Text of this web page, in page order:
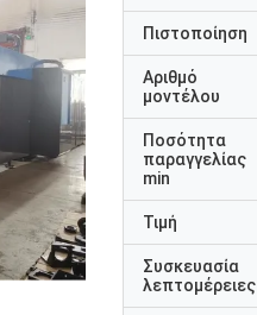
Πιστοποίηση
Αριθμό
μοντέλου
Ποσότητα
παραγγελίας
min
Τιμή
Συσκευασία
λεπτομέρειες